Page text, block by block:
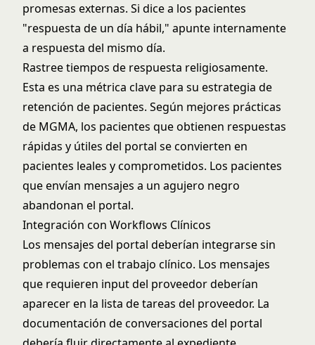
promesas externas. Si dice a los pacientes
"respuesta de un día hábil," apunte internamente
a respuesta del mismo día.
Rastree tiempos de respuesta religiosamente.
Esta es una métrica clave para su estrategia de
retención de pacientes. Según mejores prácticas
de MGMA, los pacientes que obtienen respuestas
rápidas y útiles del portal se convierten en
pacientes leales y comprometidos. Los pacientes
que envían mensajes a un agujero negro
abandonan el portal.
Integración con Workflows Clínicos
Los mensajes del portal deberían integrarse sin
problemas con el trabajo clínico. Los mensajes
que requieren input del proveedor deberían
aparecer en la lista de tareas del proveedor. La
documentación de conversaciones del portal